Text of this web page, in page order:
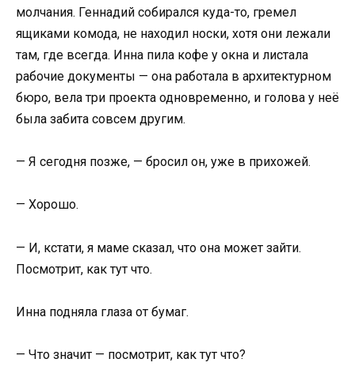
молчания. Геннадий собирался куда-то, гремел
ящиками комода, не находил носки, хотя они лежали
там, где всегда. Инна пила кофе у окна и листала
рабочие документы — она работала в архитектурном
бюро, вела три проекта одновременно, и голова у неё
была забита совсем другим.
— Я сегодня позже, — бросил он, уже в прихожей.
— Хорошо.
— И, кстати, я маме сказал, что она может зайти.
Посмотрит, как тут что.
Инна подняла глаза от бумаг.
— Что значит — посмотрит, как тут что?